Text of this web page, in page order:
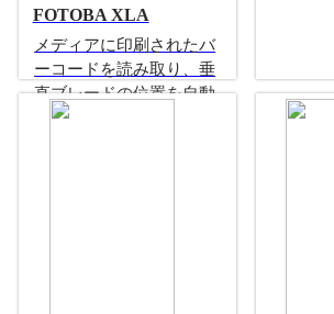
FOTOBA XLA
メディアに印刷されたバ
ーコードを読み取り、垂
直ブレードの位置を自動
的に調整する機能が追加